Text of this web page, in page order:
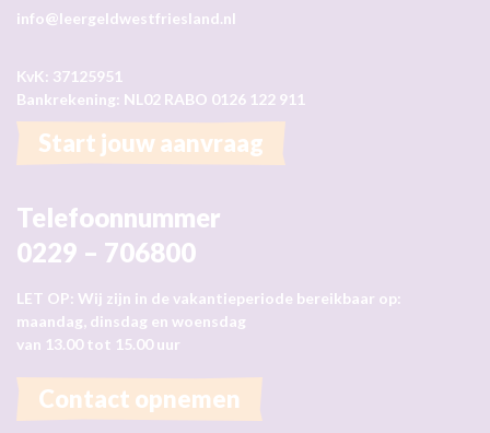
info@leergeldwestfriesland.nl
KvK: 37125951
Bankrekening: NL02 RABO 0126 122 911
Start jouw aanvraag
Telefoonnummer
0229 – 706800
LET OP: Wij zijn in de vakantieperiode bereikbaar op:
maandag, dinsdag en woensdag
van 13.00 tot 15.00 uur
Contact opnemen